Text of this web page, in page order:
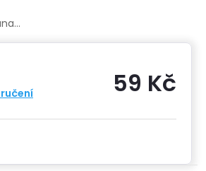
59 Kč